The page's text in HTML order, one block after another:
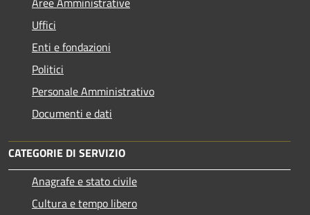
Uffici
Enti e fondazioni
Politici
Personale Amministrativo
Documenti e dati
CATEGORIE DI SERVIZIO
Anagrafe e stato civile
Cultura e tempo libero